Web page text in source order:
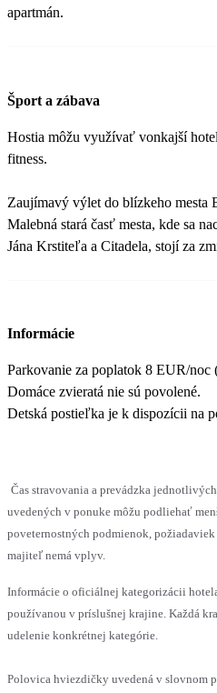
apartmán.
Šport a zábava
Hostia môžu využívať vonkajší
fitness.
Zaujímavý výlet do blízkeho mesta
Malebná stará časť mesta, kde sa
Jána Krstiteľa a Citadela, stojí za
Informácie
Parkovanie za poplatok 8 EUR/noc
Domáce zvieratá nie sú povolené.
Detská postieľka je k dispozícii na
Čas stravovania a prevádzka
uvedených v ponuke môžu podliehať
poveternostných podmienok,
majiteľ nemá vplyv.
Informácie o oficiálnej kategorizácii
používanou v príslušnej krajine. Každá
udelenie konkrétnej kategórie.
Polovica hviezdičky uvedená v slovnom